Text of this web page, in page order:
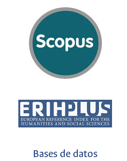
Bases de datos